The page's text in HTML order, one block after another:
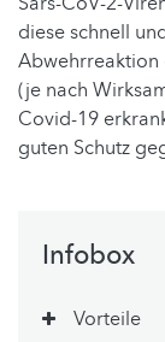
diese schnell
Abwehrreaktion
(je nach
Covid-19
guten Schutz
Infobox
Vorteile